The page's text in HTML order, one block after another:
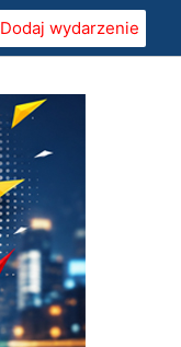
Dodaj wydarzenie